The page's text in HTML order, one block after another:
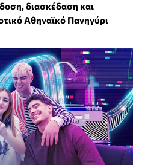
διασκέδαση και
Αθηναϊκό Πανηγύρι